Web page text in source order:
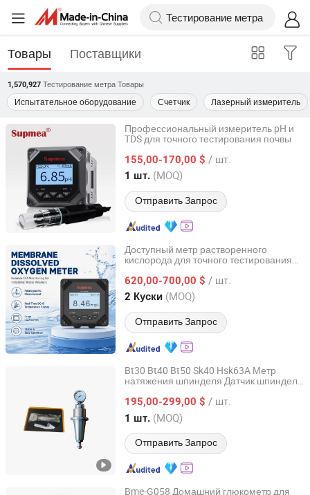
Товары Поставщики
1,570,927 Тестирование метра Товары
Испытательное оборудование Счетчик Лазерный измеритель
Профессиональный измеритель pH и
TDS для точного тестирования почвы
155,00-170,00 $ / шт.
1 шт. (MOQ)
Отправить Запрос
Hangzhou Supmea International Trading Co., Ltd.
Zhejiang, China с 2016
Доступный метр растворенного
кислорода для точного тестирования
620,00-700,00 $ / шт.
2 Куски (MOQ)
Отправить Запрос
Hangzhou Supmea International Trading Co., Ltd.
Zhejiang, China с 2016
Bt30 Bt40 Bt50 Sk40 Hsk63A Метр
натяжения шпинделя Датчик шпинделя
Инструмент для проверки шпинделя
195,00-299,00 $ / шт.
1 шт. (MOQ)
Отправить Запрос
Dezhou Haina Precision Machinery Co., Ltd.
Shandong, China с 2024
Bme-G058 Домашний глюкометр для